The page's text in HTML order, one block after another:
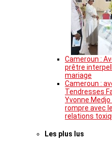
Cameroun :
prêtre
mariage
Cameroun :
Tendresses
Yvonne Medjo
rompre avec
relations
Les plus lus